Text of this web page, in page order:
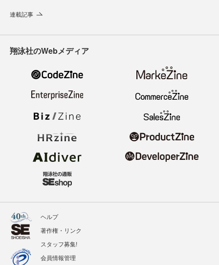
連載記事
翔泳社のWebメディア
ヘルプ
著作権・リンク
スタッフ募集!
会員情報管理